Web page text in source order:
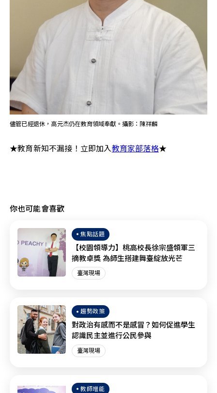
儘管已經退休，高元杰仍在教育領域奉獻。攝影：陳祥麟
★教育新知不漏接！立即加入教育家部落格★
你也可能會喜歡
焦點話題
【校園領導力】桃高校長徐宗盛領軍三
摘教卓獎 為師生搭建舞臺綻放光芒
臺灣現場
趨勢政策
對政治有感而不是感冒？如何促進學生
認識民主並進行公民參與
臺灣現場
教師增能